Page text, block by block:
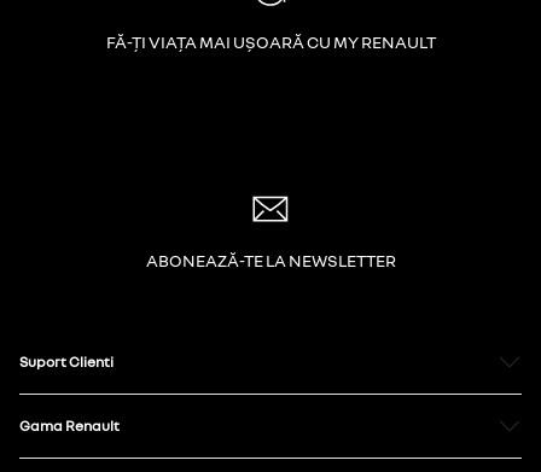
FĂ-ȚI VIAȚA MAI UȘOARĂ CU MY RENAULT
ABONEAZĂ-TE LA NEWSLETTER
Suport Clienti
Gama Renault